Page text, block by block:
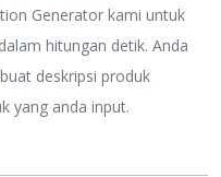
Generator kami untuk
hitungan detik. Anda
deskripsi produk
yang anda input.